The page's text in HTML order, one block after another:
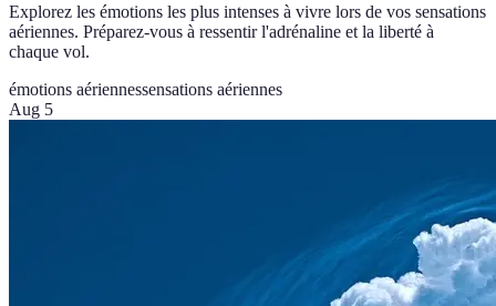
Explorez les émotions les plus intenses à vivre lors de vos sensations
aériennes. Préparez-vous à ressentir l'adrénaline et la liberté à
chaque vol.
émotions aériennessensations aériennes
Aug 5